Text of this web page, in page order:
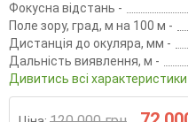
Фокусна відстань -
Поле зору, град, м на 100 м -
Дистанція до окуляра, мм -
Дальність виявлення, м -
Дивитись всі характеристики